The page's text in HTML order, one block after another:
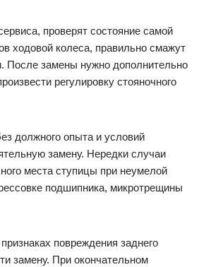
проверят состояние самой
ходовой колеса, правильно смажут
После замены нужно дополнительно
регулировку стояночного
должного опыта и условий
замену. Нередки случаи
места ступицы при неумелой
подшипника, микротрещины
повреждения заднего
замену. При окончательном